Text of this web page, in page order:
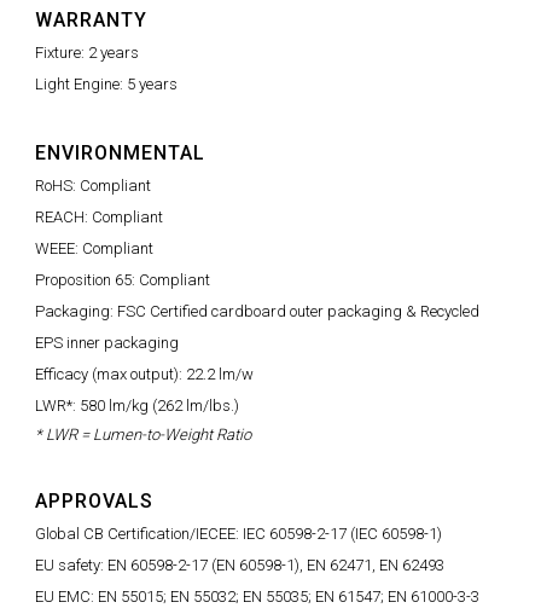
WARRANTY
Fixture: 2 years
Light Engine: 5 years
ENVIRONMENTAL
RoHS: Compliant
REACH: Compliant
WEEE: Compliant
Proposition 65: Compliant
Packaging: FSC Certified cardboard outer packaging & Recycled
EPS inner packaging
Efficacy (max output): 22.2 lm/w
LWR*: 580 lm/kg (262 lm/lbs.)
* LWR = Lumen-to-Weight Ratio
APPROVALS
Global CB Certification/IECEE: IEC 60598-2-17 (IEC 60598-1)
EU safety: EN 60598-2-17 (EN 60598-1), EN 62471, EN 62493
EU EMC: EN 55015; EN 55032; EN 55035; EN 61547; EN 61000-3-3